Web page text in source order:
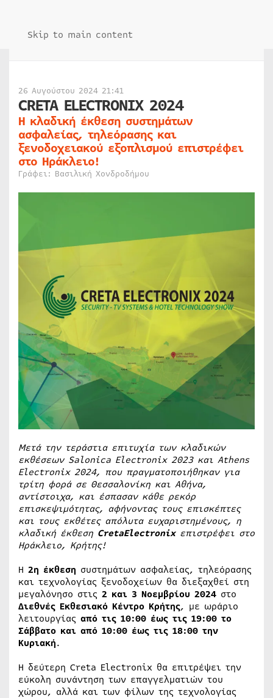
Skip to main content
26 Αυγούστου 2024 21:41
CRETA ELECTRONIX 2024
Η κλαδική έκθεση συστημάτων
ασφαλείας, τηλεόρασης και
ξενοδοχειακού εξοπλισμού επιστρέφει
στο Ηράκλειο!
Γράφει: Βασιλική Χονδροδήμου
Μετά την τεράστια επιτυχία των κλαδικών
εκθέσεων Salonica Electronix 2023 και Athens
Electronix 2024, που πραγματοποιήθηκαν για
τρίτη φορά σε Θεσσαλονίκη και Αθήνα,
αντίστοιχα, και έσπασαν κάθε ρεκόρ
επισκεψιμότητας, αφήνοντας τους επισκέπτες
και τους εκθέτες απόλυτα ευχαριστημένους, η
κλαδική έκθεση CretaElectronixεπιστρέφει στο
Ηράκλειο, Κρήτης!
Η 2η έκθεση συστημάτων ασφαλείας, τηλεόρασης
και τεχνολογίας ξενοδοχείων θα διεξαχθεί στη
μεγαλόνησο στις 2 και 3 Νοεμβρίου 2024 στο
Διεθνές Εκθεσιακό Κέντρο Κρήτης, με ωράριο
λειτουργίας από τις 10:00 έως τις 19:00 το
Σάββατο και από 10:00 έως τις 18:00 την
Κυριακή.
Η δεύτερη Creta Electronix θα επιτρέψει την
εύκολη συνάντηση των επαγγελματιών του
χώρου, αλλά και των φίλων της τεχνολογίας